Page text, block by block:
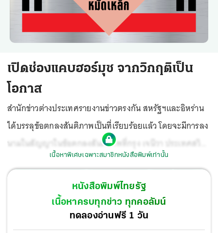
เปิดช่องแคบฮอร์มุซ จากวิกฤติเป็น
โอกาส
สำนักข่าวต่างประเทศรายงานข่าวตรงกัน สหรัฐฯและอิหร่าน
ได้บรรลุข้อตกลงสันติภาพเป็นที่เรียบร้อยแล้ว โดยจะมีการลง
นามในสัญญาในข้อตกลงสันติภาพที่กรุง เจนีวา ประเทศสวิต
เซอร์แลนด์ ในวันศุกร์ที่ 19 มิ.ย.นี้ ทั้งสองฝ่ายตกลงที่จะให้มี
การ เปิดช่องแคบฮอร์มุซ ตามปกติ และมีการ ยุติสงคราม
อย่างถาวร ในทุกพื้นที่ตะวันออกกลางรวมทั้งในเลบานอนด้วย
เนื้อหาพิเศษเฉพาะสมาชิกหนังสือพิมพ์เท่านั้น
หนังสือพิมพ์ไทยรัฐ
เนื้อหาครบทุกข่าว ทุกคอลัมน์
ทดลองอ่านฟรี 1 วัน